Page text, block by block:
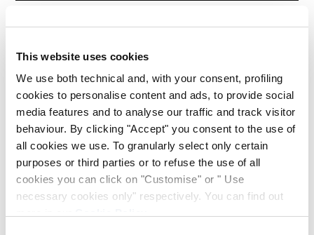
This website uses cookies
We use both technical and, with your consent, profiling
cookies to personalise content and ads, to provide social
media features and to analyse our traffic and track visitor
behaviour. By clicking "Accept" you consent to the use of
all cookies we use. To granularly select only certain
purposes or third parties or to refuse the use of all
cookies you can click on "Customise" or " Use
necessary cookies only" respectively. You can find out
TAILLE ET COUPE
DÉTAILS PRODUIT
Contactez-nous Expédition Partager
COMPLETE THE LOOK